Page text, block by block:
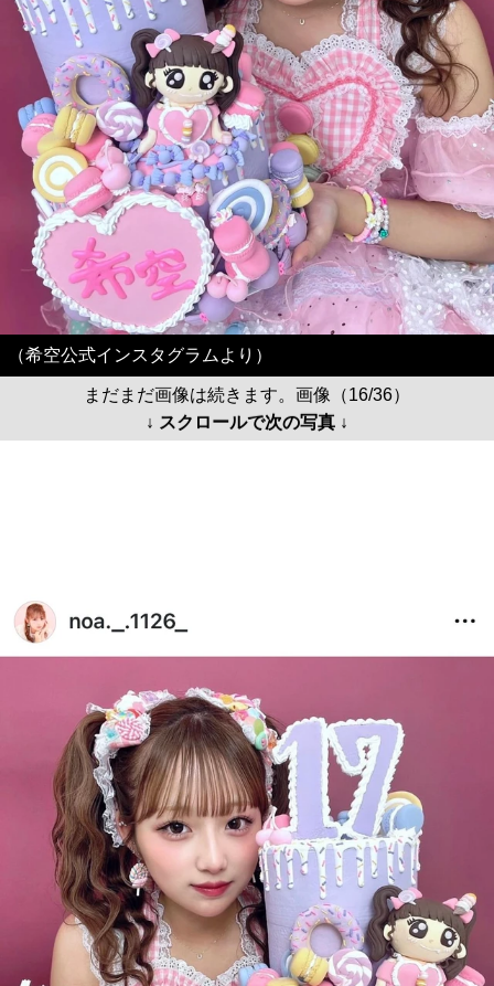
（希空公式インスタグラムより）
まだまだ画像は続きます。画像（16/36）
↓ スクロールで次の写真 ↓